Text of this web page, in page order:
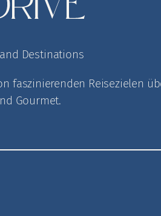
Destinations
faszinierenden Reisezielen
Gourmet.